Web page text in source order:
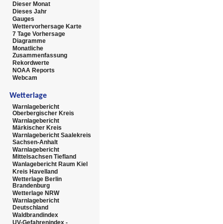
Dieser Monat
Dieses Jahr
Gauges
Wettervorhersage Karte
7 Tage Vorhersage
Diagramme
Monatliche
Zusammenfassung
Rekordwerte
NOAA Reports
Webcam
Wetterlage
Warnlagebericht
Oberbergischer Kreis
Warnlagebericht
Märkischer Kreis
Warnlagebericht Saalekreis
Sachsen-Anhalt
Warnlagebericht
Mittelsachsen Tiefland
Wanlagebericht Raum Kiel
Kreis Havelland
Wetterlage Berlin
Brandenburg
Wetterlage NRW
Warnlagebericht
Deutschland
Waldbrandindex
UV-Gefahrenindex -